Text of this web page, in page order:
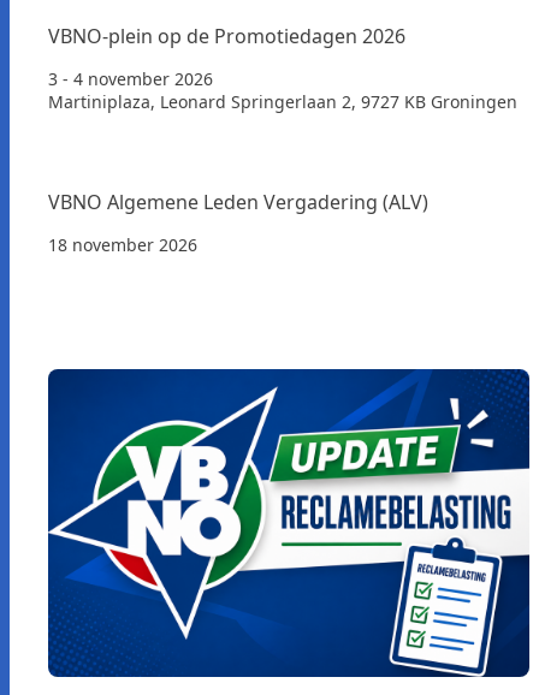
VBNO-plein op de Promotiedagen 2026
3 - 4 november 2026
Martiniplaza, Leonard Springerlaan 2, 9727 KB Groningen
VBNO Algemene Leden Vergadering (ALV)
18 november 2026